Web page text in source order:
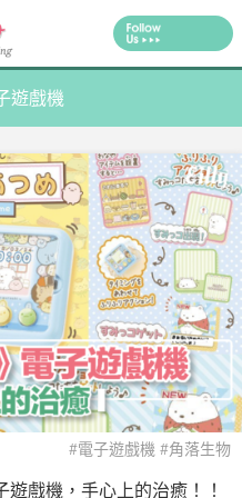
遊戲機
#電子遊戲機 #角落生物
戲機，手心上的治癒！！